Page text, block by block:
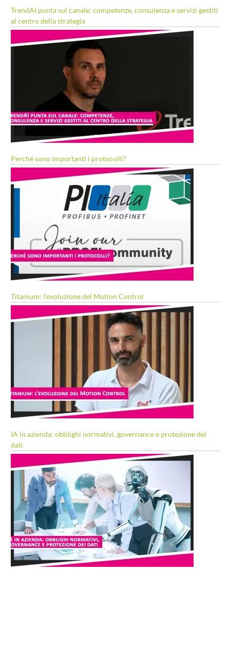
TrendAI punta sul canale: competenze, consulenza e servizi gestiti
al centro della strategia
Perché sono importanti i protocolli?
Titanium: l’evoluzione del Motion Control
IA in azienda: obblighi normativi, governance e protezione dei
dati